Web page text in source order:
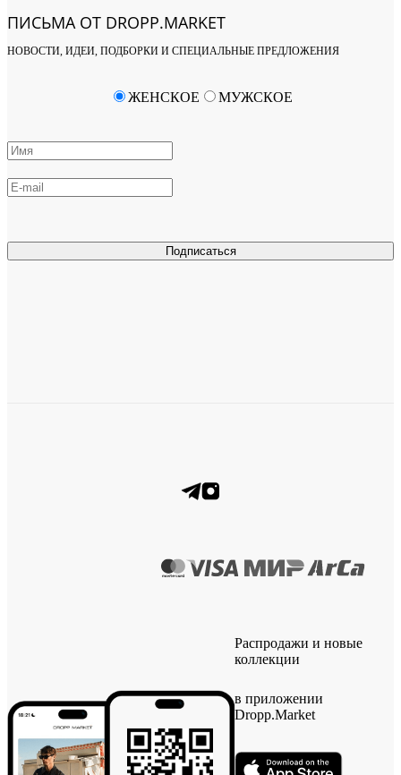
ПИСЬМА ОТ DROPP.MARKET
НОВОСТИ, ИДЕИ, ПОДБОРКИ И СПЕЦИАЛЬНЫЕ ПРЕДЛОЖЕНИЯ
Подписаться
ЖЕНСКОЕ МУЖСКОЕ
Распродажи и новые
коллекции
в приложении
Dropp.Market